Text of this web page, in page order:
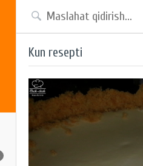
Kun resepti